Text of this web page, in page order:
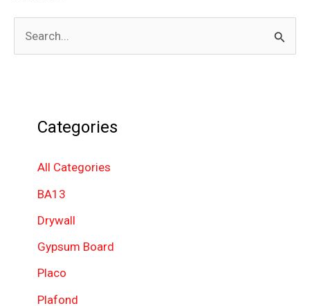
Categories
All Categories
BA13
Drywall
Gypsum Board
Placo
Plafond